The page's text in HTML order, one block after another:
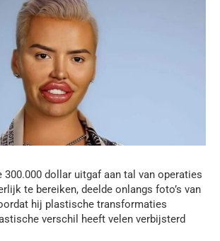
300.000 dollar uitgaf aan tal van operaties
te bereiken, deelde onlangs foto’s van
hij plastische transformaties
verschil heeft velen verbijsterd